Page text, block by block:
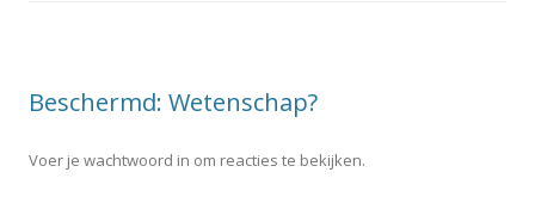
Beschermd: Wetenschap?
Voer je wachtwoord in om reacties te bekijken.